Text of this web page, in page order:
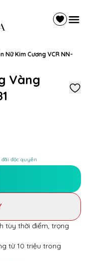
Nữ Kim Cương VCR NN-
Vàng
đãi độc quyền
tùy thời điểm, trọng
từ 10 triệu trong